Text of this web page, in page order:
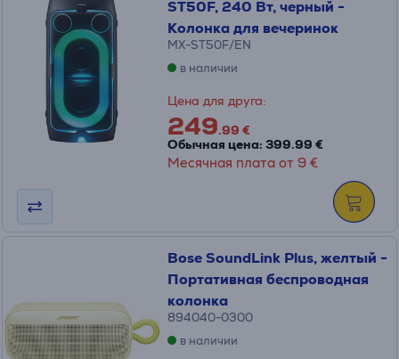
ST50F, 240 Вт, черный -
Колонка для вечеринок
MX-ST50F/EN
в наличии
Цена для друга:
249.99 €
Обычная цена: 399.99 €
Месячная плата от 9 €
Bose SoundLink Plus, желтый -
Портативная беспроводная
колонка
894040-0300
в наличии